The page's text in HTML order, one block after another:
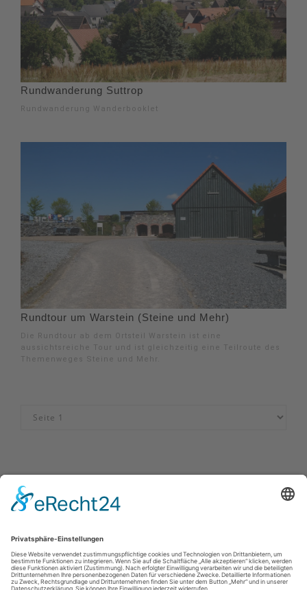
Rundwanderung Suttrop
Rundwanderung Wanderbooklet
Rundtour um Warstein (Steine und Mehr)
Die Rundtour ab dem Ortsteil Warstein ist eine
aussichtsreiche Tour und ist gleichzeitig eine Teilroute des
Themenweges Steine und Mehr.
MöhnetalRadweg Johannes-Hummel-Weg 1 57392 Schmallenberg